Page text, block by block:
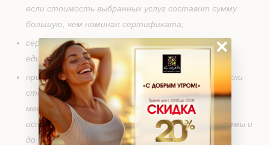
если стоимость выбранных услуг составит сумму
большую, чем номинал сертификата;
сертификат номиналом 5000р, обслуживается
единовременно;
при стоимости сертификата более 5000 руб., если
стоимость выбранных услуг составит сумму
меньшую, чем номинал сертификата, его можно
использовать дальше в пределах оставшейся суммы и
до истечения срока действия;
×